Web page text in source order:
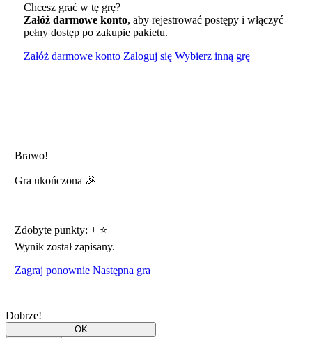
Chcesz grać w tę grę?
Załóż darmowe konto, aby rejestrować postępy i włączyć
pełny dostęp po zakupie pakietu.
Załóż darmowe konto Zaloguj się Wybierz inną grę
Brawo!
Gra ukończona 🎉
Zdobyte punkty: +⭐
Wynik został zapisany.
Zagraj ponownie Następna gra
Dobrze!